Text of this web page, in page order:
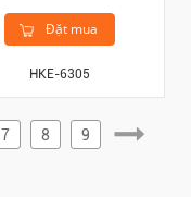
Đặt mua
HKE-6305
7 8 9